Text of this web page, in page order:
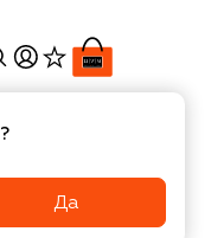
Аксесcуары
?
Да